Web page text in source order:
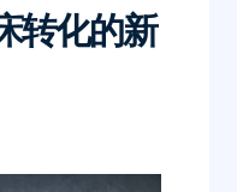
转化的新